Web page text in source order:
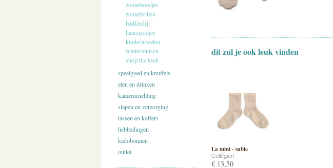
zonnehoedjes
zonnebrillen
badkledij
haarspeldjes
kinderjuwelen
wintermutsen
shop the look
speelgoed en knuffels
eten en drinken
kamerinrichting
slapen en verzorging
tassen en koffers
hebbedingen
kadobonnen
outlet
dit zul je ook leuk vinden
La mini - sable
Collégien
€ 13,50